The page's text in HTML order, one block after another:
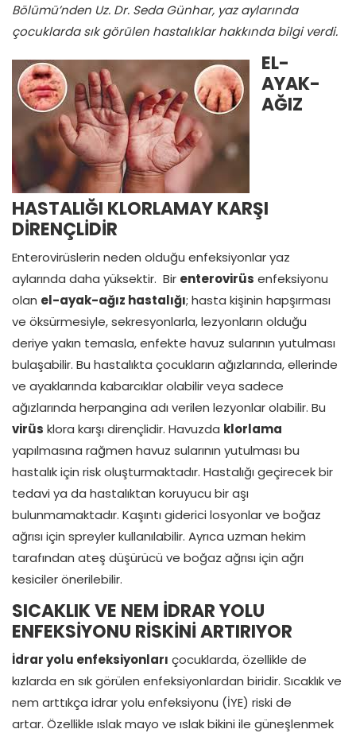
Bölümü’nden Uz. Dr. Seda Günhar, yaz aylarında
çocuklarda sık görülen hastalıklar hakkında bilgi verdi.
EL-
AYAK-
AĞIZ
HASTALIĞI KLORLAMAY KARŞI
DİRENÇLİDİR
Enterovirüslerin neden olduğu enfeksiyonlar yaz
aylarında daha yüksektir. Bir enterovirüs enfeksiyonu
olan el-ayak-ağız hastalığı; hasta kişinin hapşırması
ve öksürmesiyle, sekresyonlarla, lezyonların olduğu
deriye yakın temasla, enfekte havuz sularının yutulması
bulaşabilir. Bu hastalıkta çocukların ağızlarında, ellerinde
ve ayaklarında kabarcıklar olabilir veya sadece
ağızlarında herpangina adı verilen lezyonlar olabilir. Bu
virüs klora karşı dirençlidir. Havuzda klorlama
yapılmasına rağmen havuz sularının yutulması bu
hastalık için risk oluşturmaktadır. Hastalığı geçirecek bir
tedavi ya da hastalıktan koruyucu bir aşı
bulunmamaktadır. Kaşıntı giderici losyonlar ve boğaz
ağrısı için spreyler kullanılabilir. Ayrıca uzman hekim
tarafından ateş düşürücü ve boğaz ağrısı için ağrı
kesiciler önerilebilir.
SICAKLIK VE NEM İDRAR YOLU
ENFEKSİYONU RİSKİNİ ARTIRIYOR
İdrar yolu enfeksiyonları çocuklarda, özellikle de
kızlarda en sık görülen enfeksiyonlardan biridir. Sıcaklık ve
nem arttıkça idrar yolu enfeksiyonu (İYE) riski de
artar. Özellikle ıslak mayo ve ıslak bikini ile güneşlenmek